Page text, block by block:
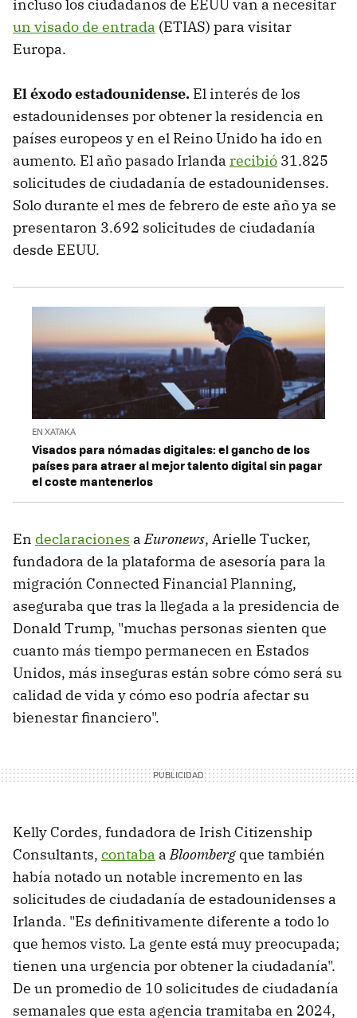
incluso los ciudadanos de EEUU van a necesitar
un visado de entrada (ETIAS) para visitar
Europa.
El éxodo estadounidense. El interés de los
estadounidenses por obtener la residencia en
países europeos y en el Reino Unido ha ido en
aumento. El año pasado Irlanda recibió 31.825
solicitudes de ciudadanía de estadounidenses.
Solo durante el mes de febrero de este año ya se
presentaron 3.692 solicitudes de ciudadanía
desde EEUU.
EN XATAKA
Visados para nómadas digitales: el gancho de los
países para atraer al mejor talento digital sin pagar
el coste mantenerlos
En declaraciones aEuronews, Arielle Tucker,
fundadora de la plataforma de asesoría para la
migración Connected Financial Planning,
aseguraba que tras la llegada a la presidencia de
Donald Trump, "muchas personas sienten que
cuanto más tiempo permanecen en Estados
Unidos, más inseguras están sobre cómo será su
calidad de vida y cómo eso podría afectar su
bienestar financiero".
Kelly Cordes, fundadora de Irish Citizenship
Consultants, contaba aBloomberg que también
había notado un notable incremento en las
solicitudes de ciudadanía de estadounidenses a
Irlanda. "Es definitivamente diferente a todo lo
que hemos visto. La gente está muy preocupada;
tienen una urgencia por obtener la ciudadanía".
De un promedio de 10 solicitudes de ciudadanía
semanales que esta agencia tramitaba en 2024,